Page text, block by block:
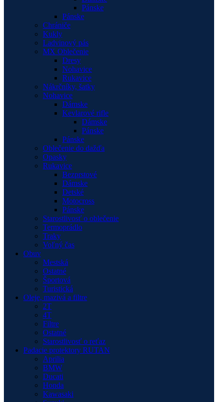
Pánske
Pánske
Chrániče
Kukly
Ladvinový pás
MX Oblečenie
Dresy
Nohavice
Rukavice
Nákrčníky, šatky
Nohavice
Dámske
Kevlarové rifle
Dámske
Pánske
Pánske
Oblečenie do dažďa
Opasky
Rukavice
Bezprstové
Dámske
Detské
Motocross
Pánske
Starostlivosť o oblečenie
Termoprádlo
Traky
Voľný čas
Obuv
Mestská
Ostatné
Športová
Turistická
Oleje, mazivá a filtre
2T
4T
Filtre
Ostatné
Starostlivosť o reťaz
Padacie protektory RUTAN
Aprilia
BMW
Ducati
Honda
Kawasaki